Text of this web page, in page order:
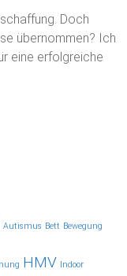
Doch
übernommen? Ich
eine erfolgreiche
Autismus Bett Bewegung
HMV Indoor